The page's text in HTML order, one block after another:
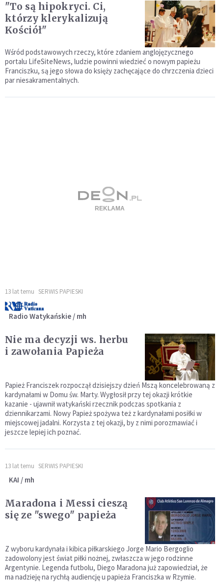
"To są hipokryci. Ci,
którzy klerykalizują
Kościół"
Wśród podstawowych rzeczy, które zdaniem anglojęzycznego
portalu LifeSiteNews, ludzie powinni wiedzieć o nowym papieżu
Franciszku, są jego słowa do księży zachęcające do chrzczenia dzieci
par niesakramentalnych.
13 lat temu SERWIS PAPIESKI
Radio Watykańskie / mh
Nie ma decyzji ws. herbu
i zawołania Papieża
Papież Franciszek rozpoczął dzisiejszy dzień Mszą koncelebrowaną z
kardynałami w Domu św. Marty. Wygłosił przy tej okazji krótkie
kazanie - ujawnił watykański rzecznik podczas spotkania z
dziennikarzami. Nowy Papież spożywa też z kardynałami posiłki w
miejscowej jadalni. Korzysta z tej okazji, by z nimi porozmawiać i
jeszcze lepiej ich poznać.
13 lat temu SERWIS PAPIESKI
KAI / mh
Maradona i Messi cieszą
się ze "swego" papieża
Z wyboru kardynała i kibica piłkarskiego Jorge Mario Bergoglio
zadowolony jest świat piłki nożnej, zwłaszcza w jego rodzinne
Argentynie. Legenda futbolu, Diego Maradona już zapowiedział, że
ma nadzieję na rychłą audiencję u papieża Franciszka w Rzymie.